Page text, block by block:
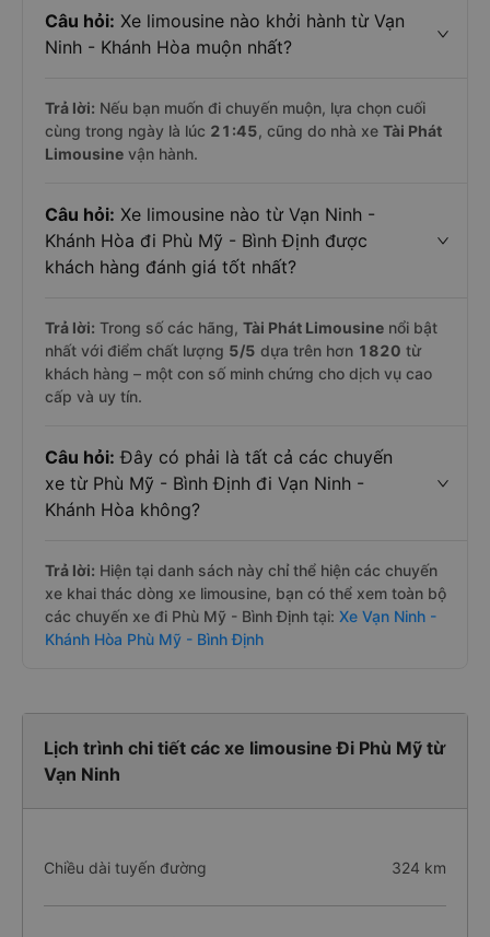
Câu hỏi: Xe limousine nào khởi hành từ Vạn
Ninh - Khánh Hòa muộn nhất?
Trả lời: Nếu bạn muốn đi chuyến muộn, lựa chọn cuối
cùng trong ngày là lúc 21:45, cũng do nhà xe Tài Phát
Limousine vận hành.
Câu hỏi: Xe limousine nào từ Vạn Ninh -
Khánh Hòa đi Phù Mỹ - Bình Định được
khách hàng đánh giá tốt nhất?
Trả lời: Trong số các hãng, Tài Phát Limousine nổi bật
nhất với điểm chất lượng 5/5 dựa trên hơn 1820 từ
khách hàng – một con số minh chứng cho dịch vụ cao
cấp và uy tín.
Câu hỏi: Đây có phải là tất cả các chuyến
xe từ Phù Mỹ - Bình Định đi Vạn Ninh -
Khánh Hòa không?
Trả lời: Hiện tại danh sách này chỉ thể hiện các chuyến
xe khai thác dòng xe limousine, bạn có thể xem toàn bộ
các chuyến xe đi Phù Mỹ - Bình Định tại: Xe Vạn Ninh -
Khánh Hòa Phù Mỹ - Bình Định
Lịch trình chi tiết các xe limousine Đi Phù Mỹ từ
Vạn Ninh
Chiều dài tuyến đường 324 km